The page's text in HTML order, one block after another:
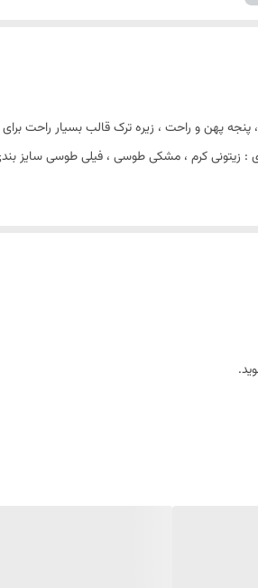
پهن و راحت ، زیره ترک قالب بسیار راحت